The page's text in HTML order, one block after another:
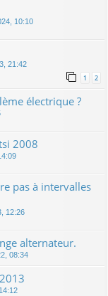
10:10
21:42
1 2
électrique ?
2008
pas à intervalles
12:26
alternateur.
08:34